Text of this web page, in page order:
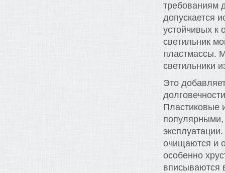
требованиям
допускается
устойчивых к
светильник
пластмассы.
светильники
Это
Пластиковые
популярными,
очищаются и
особенно
вписываются